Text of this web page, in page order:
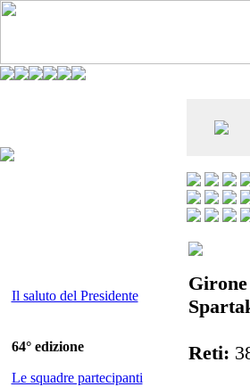
Il saluto del Presidente
64° edizione
Le squadre partecipanti
Reti: